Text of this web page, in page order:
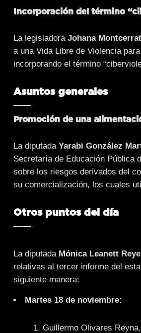
Incorporación del término
La legisladora Johana
a una Vida Libre de Violencia
incorporando el término
Asuntos generales
Promoción de una
La diputada Yarabi González
Secretaría de Educación Pública
sobre los riesgos derivados del
su comercialización, los cuales
Otros puntos del día
La diputada Mónica Leanett
relativas al tercer informe del
siguiente manera:
Martes 18 de noviembre:
Guillermo Olivares